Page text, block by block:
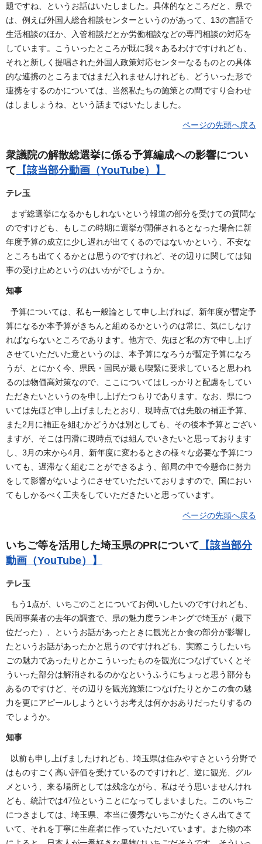
題ですね、というお話はいたしました。具体的なところだと、県で
は、例えば外国人総合相談センターというのがあって、13の言語で
生活相談のほか、入管相談だとか労働相談などの専門相談の対応を
しています。こういったところが既に我々あるわけですけれども、
それと新しく提唱された外国人政策対応センターなるものとの具体
的な連携のところまではまだ入れませんけれども、どういった形で
連携をするのかについては、当然私たちの施策との間ですり合わせ
はしましょうね、という話まではいたしました。
ページの先頭へ戻る
衆議院の解散総選挙に係る予算編成への影響につい
て 【該当部分動画（YouTube）】
テレ玉
まず総選挙になるかもしれないという報道の部分を受けての質問な
のですけども、もしこの時期に選挙が開催されるとなった場合に新
年度予算の成立に少し遅れが出てくるのではないかという、不安な
ところも出てくるかとは思うのですけれど、その辺りに関しては知
事の受け止めというのはいかがでしょうか。
知事
予算については、私も一般論として申し上げれば、新年度が暫定予
算になるか本予算がきちんと組めるかというのは常に、気にしなけ
ればならないところであります。他方で、先ほど私の方で申し上げ
させていただいた意というのは、本予算になろうが暫定予算になろ
うが、とにかく今、県民・国民が最も喫緊に要求していると思われ
るのは物価高対策なので、ここについてはしっかりと配慮をしてい
ただきたいというのを申し上げたつもりであります。なお、県につ
いては先ほど申し上げましたとおり、現時点では先般の補正予算、
また2月に補正を組むかどうかは別としても、その後本予算とござい
ますが、そこは円滑に現時点では組んでいきたいと思っております
し、3月の末から4月、新年度に変わるときの様々な必要な予算につ
いても、遅滞なく組むことができるよう、部局の中で今懸命に努力
をして影響がないようにさせていただいておりますので、国におい
てもしかるべく工夫をしていただきたいと思っています。
ページの先頭へ戻る
いちご等を活用した埼玉県のPRについて 【該当部分
動画（YouTube）】
テレ玉
もう1点が、いちごのことについてお伺いしたいのですけれども、
民間事業者の去年の調査で、県の魅力度ランキングで埼玉が（最下
位だった）、というお話があったときに観光とか食の部分が影響し
たというお話があったかと思うのですけれども、実際こうしたいち
ごの魅力であったりとかこういったものを観光につなげていくとそ
ういった部分は解消されるのかなというふうにちょっと思う部分も
あるのですけど、その辺りを観光施策につなげたりとかこの食の魅
力を更にアピールしようというお考えは何かおありだったりするの
でしょうか。
知事
以前も申し上げましたけれども、埼玉県は住みやすさという分野で
はものすごく高い評価を受けているのですけれど、逆に観光、グル
メという、来る場所としては残念ながら、私はそう思いませんけれ
ども、統計では47位ということになってしまいました。このいちご
につきましては、埼玉県、本当に優秀ないちごがたくさん出てきて
いて、それを丁寧に生産者に作っていただいています。また物の本